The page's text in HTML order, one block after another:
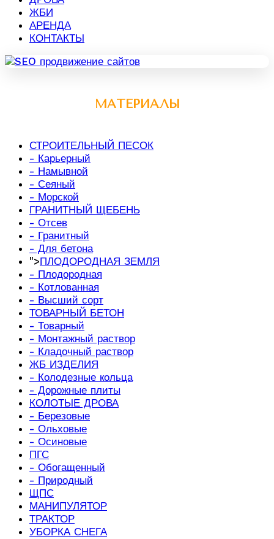
ЖБИ
АРЕНДА
КОНТАКТЫ
МАТЕРИАЛЫ
СТРОИТЕЛЬНЫЙ ПЕСОК
- Карьерный
- Намывной
- Сеяный
- Морской
ГРАНИТНЫЙ ЩЕБЕНЬ
- Отсев
- Гранитный
- Для бетона
">ПЛОДОРОДНАЯ ЗЕМЛЯ
- Плодородная
- Котлованная
- Высший сорт
ТОВАРНЫЙ БЕТОН
- Товарный
- Монтажный раствор
- Кладочный раствор
ЖБ ИЗДЕЛИЯ
- Колодезные кольца
- Дорожные плиты
КОЛОТЫЕ ДРОВА
- Березовые
- Ольховые
- Осиновые
ПГС
- Обогащенный
- Природный
ЩПС
МАНИПУЛЯТОР
ТРАКТОР
УБОРКА СНЕГА